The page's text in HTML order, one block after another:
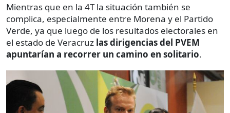
Mientras que en la 4T la situación también se
complica, especialmente entre Morena y el Partido
Verde, ya que luego de los resultados electorales en
el estado de Veracruz las dirigencias del PVEM
apuntarían a recorrer un camino en solitario.